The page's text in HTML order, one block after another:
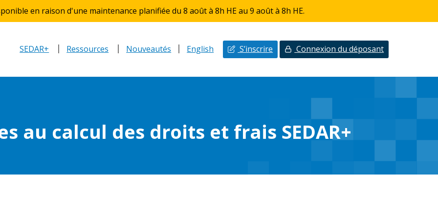
SEDAR+ Ressources Nouveautés English S’inscrire Connexion du déposant
au calcul des droits et frais SEDAR+
en raison d'une maintenance planifiée du 8 août à 8h HE au 9 août à 8h HE.